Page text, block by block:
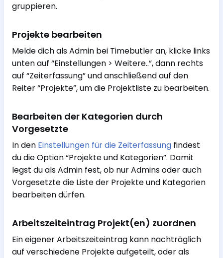
gruppieren.
Projekte bearbeiten
Melde dich als Admin bei Timebutler an, klicke links
unten auf “Einstellungen > Weitere..”, dann rechts
auf “Zeiterfassung” und anschließend auf den
Reiter “Projekte”, um die Projektliste zu bearbeiten.
Bearbeiten der Kategorien durch
Vorgesetzte
In den Einstellungen für die Zeiterfassung findest
du die Option “Projekte und Kategorien”. Damit
legst du als Admin fest, ob nur Admins oder auch
Vorgesetzte die Liste der Projekte und Kategorien
bearbeiten dürfen.
Arbeitszeiteintrag Projekt(en) zuordnen
Ein eigener Arbeitszeiteintrag kann nachträglich
auf verschiedene Projekte aufgeteilt, oder als